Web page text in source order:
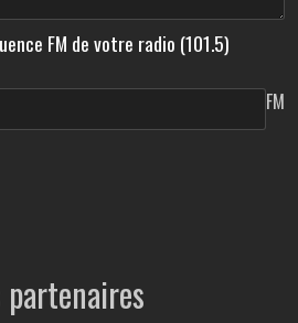
FM de votre radio (101.5)
FM
partenaires